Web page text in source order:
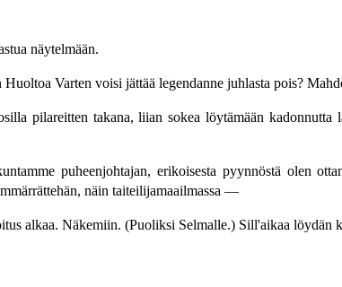
näytelmään.
Varten voisi jättää legendanne juhlasta pois?
pilareitten takana, liian sokea löytämään
puheenjohtajan, erikoisesta pyynnöstä olen
näin taiteilijamaailmassa —
alkaa. Näkemiin. (Puoliksi Selmalle.) Sill'aikaa löydän